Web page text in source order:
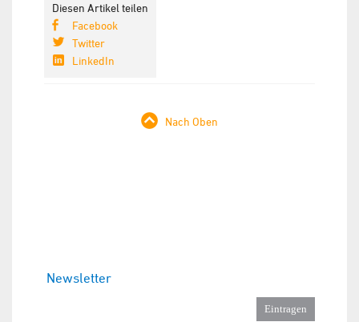
Diesen Artikel teilen
Facebook
Twitter
LinkedIn
Nach Oben
Newsletter